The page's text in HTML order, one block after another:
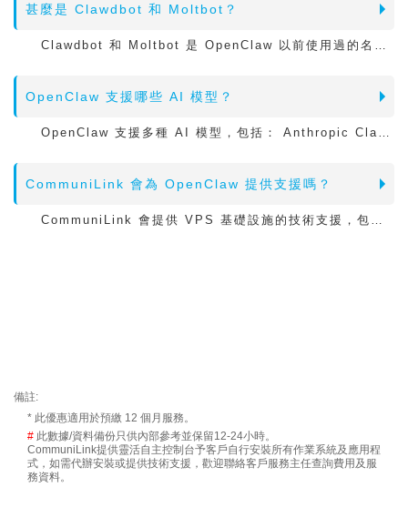
甚麼是 Clawdbot 和 Moltbot？
OpenClaw 支援哪些 AI 模型？
CommuniLink 會為 OpenClaw 提供支援嗎？
備註:
* 此優惠適用於預繳 12 個月服務。
# 此數據/資料備份只供內部參考並保留12-24小時。
CommuniLink提供靈活自主控制台予客戶自行安裝所有作業系統及應用程
式，如需代辦安裝或提供技術支援，歡迎聯絡客戶服務主任查詢費用及服
務資料。